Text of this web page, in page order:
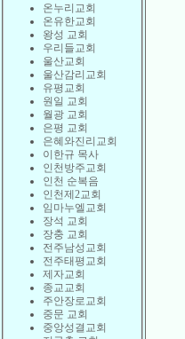
온누리교회
온유한교회
왕성 교회
우리들교회
울산교회
울산감리교회
유평교회
원일 교회
월광 교회
은평 교회
은혜와진리교회
이한규 목사
인천방주교회
인천 순복음
인천제2교회
임마누엘교회
장석 교회
장충 교회
전주남성교회
전주태평교회
제자교회
종교교회
주안장로교회
중문 교회
중앙성결교회